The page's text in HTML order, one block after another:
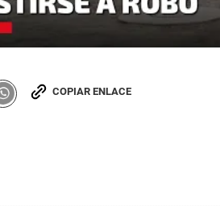
COPIAR ENLACE